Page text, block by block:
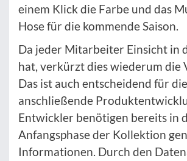
einem Klick die Farbe und das
Hose für die kommende Saison.
Da jeder Mitarbeiter Einsicht in
hat, verkürzt dies wiederum die
Das ist auch entscheidend für die
anschließende
Entwickler benötigen bereits in
Anfangsphase der Kollektion
Informationen. Durch den